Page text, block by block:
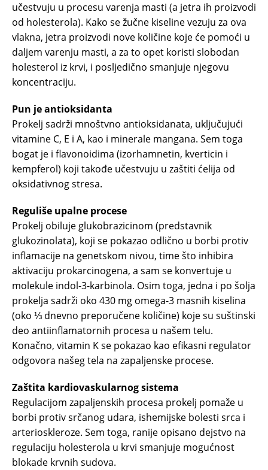
učestvuju u procesu varenja masti (a jetra ih proizvodi
od holesterola). Kako se žučne kiseline vezuju za ova
vlakna, jetra proizvodi nove količine koje će pomoći u
daljem varenju masti, a za to opet koristi slobodan
holesterol iz krvi, i posljedično smanjuje njegovu
koncentraciju.
Pun je antioksidanta
Prokelj sadrži mnoštvno antioksidanata, uključujući
vitamine C, E i A, kao i minerale mangana. Sem toga
bogat je i flavonoidima (izorhamnetin, kverticin i
kempferol) koji takođe učestvuju u zaštiti ćelija od
oksidativnog stresa.
Reguliše upalne procese
Prokelj obiluje glukobrazicinom (predstavnik
glukozinolata), koji se pokazao odlično u borbi protiv
inflamacije na genetskom nivou, time što inhibira
aktivaciju prokarcinogena, a sam se konvertuje u
molekule indol-3-karbinola. Osim toga, jedna i po šolja
prokelja sadrži oko 430 mg omega-3 masnih kiselina
(oko ⅓ dnevno preporučene količine) koje su suštinski
deo antiinflamatornih procesa u našem telu.
Konačno, vitamin K se pokazao kao efikasni regulator
odgovora našeg tela na zapaljenske procese.
Zaštita kardiovaskularnog sistema
Regulacijom zapaljenskih procesa prokelj pomaže u
borbi protiv srčanog udara, ishemijske bolesti srca i
arterioskleroze. Sem toga, ranije opisano dejstvo na
regulaciju holesterola u krvi smanjuje mogućnost
blokade krvnih sudova.